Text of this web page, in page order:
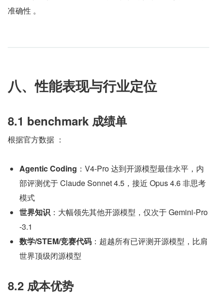
准确性 。
八、性能表现与行业定位
8.1 benchmark 成绩单
根据官方数据 ：
Agentic Coding ：V4-Pro 达到开源模型最佳水平，内
部评测优于 Claude Sonnet 4.5，接近 Opus 4.6 非思考
模式
世界知识 ：大幅领先其他开源模型，仅次于 Gemini-Pro
-3.1
数学/STEM/竞赛代码 ：超越所有已评测开源模型，比肩
世界顶级闭源模型
8.2 成本优势